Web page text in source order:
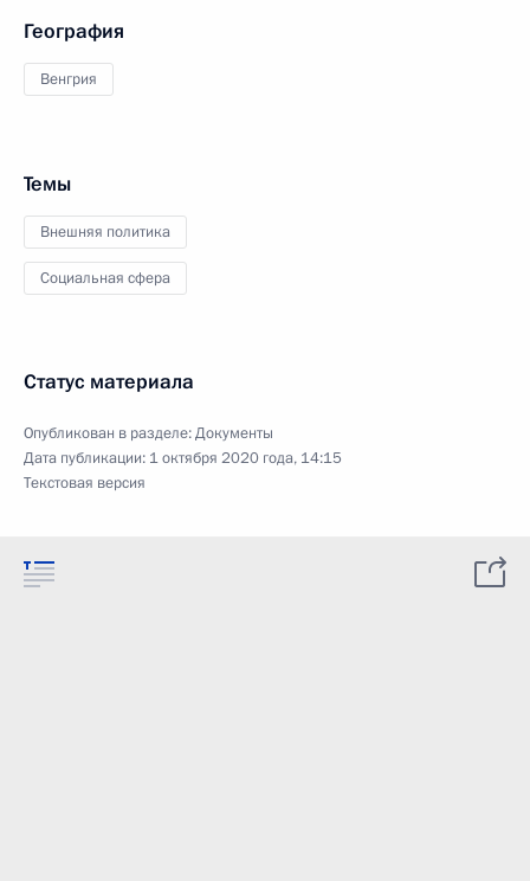
География
Венгрия
Темы
Внешняя политика
Социальная сфера
Статус материала
Опубликован в разделе:Документы
Дата публикации: 1 октября 2020 года, 14:15
Текстовая версия